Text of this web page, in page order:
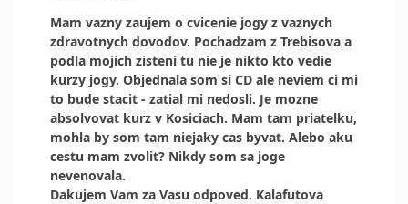
Mam vazny zaujem o cvicenie jogy z vaznych
zdravotnych dovodov. Pochadzam z Trebisova a
podla mojich zisteni tu nie je nikto kto vedie
kurzy jogy. Objednala som si CD ale neviem ci mi
to bude stacit - zatial mi nedosli. Je mozne
absolvovat kurz v Kosiciach. Mam tam priatelku,
mohla by som tam niejaky cas byvat. Alebo aku
cestu mam zvolit? Nikdy som sa joge
nevenovala.
Dakujem Vam za Vasu odpoved. Kalafutova